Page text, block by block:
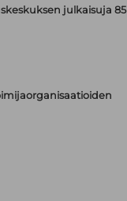
julkaisuja 85